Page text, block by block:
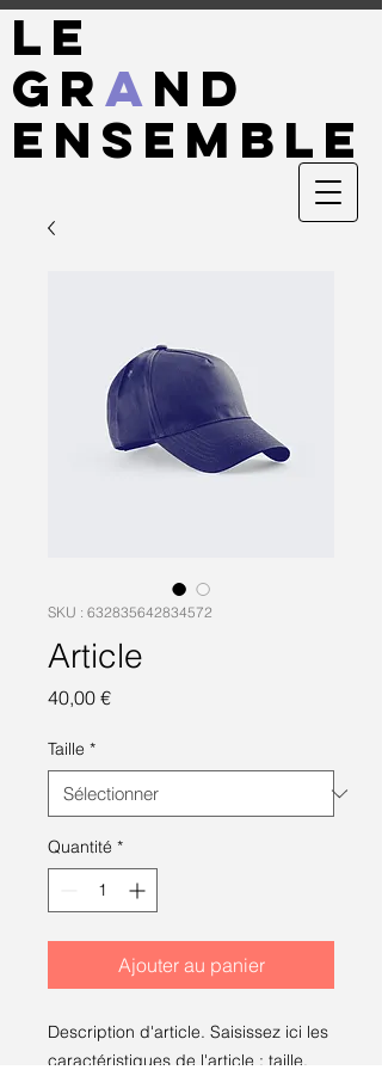
le
GRAND
ensemble
SKU : 632835642834572
Article
40,00 €Prix
Taille *
Quantité *
Ajouter au panier
Description d'article. Saisissez ici les
caractéristiques de l'article : taille,